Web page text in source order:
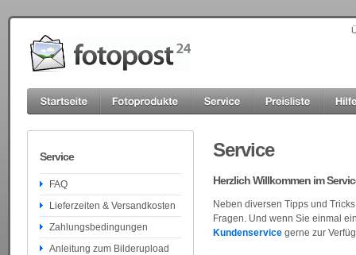
Service
FAQ
Lieferzeiten & Versandkosten
Zahlungsbedingungen
Anleitung zum Bilderupload
Service
Herzlich Willkommen im
Neben diversen Tipps und
Fragen. Und wenn Sie einmal
Kundenservice gerne zur